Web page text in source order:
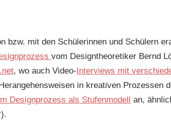
bzw. mit den Schülerinnen und Schülern
vom Designtheoretiker Bernd
, wo auch Video-Interviews mit
in kreativen Prozessen
Designprozess als Stufenmodell an,